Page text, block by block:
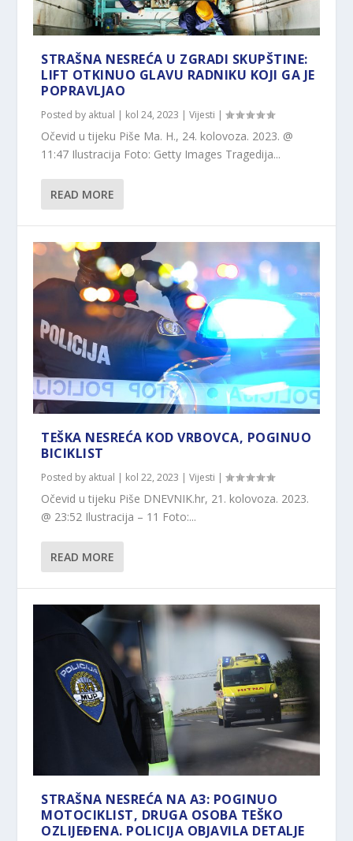
STRAŠNA NESREĆA U ZGRADI SKUPŠTINE:
LIFT OTKINUO GLAVU RADNIKU KOJI GA JE
POPRAVLJAO
Posted by aktual | kol 24, 2023 |Vijesti |
Očevid u tijeku Piše Ma. H., 24. kolovoza. 2023. @
11:47 Ilustracija Foto: Getty Images Tragedija...
READ MORE
TEŠKA NESREĆA KOD VRBOVCA, POGINUO
BICIKLIST
Posted by aktual | kol 22, 2023 |Vijesti |
Očevid u tijeku Piše DNEVNIK.hr, 21. kolovoza. 2023.
@ 23:52 Ilustracija – 11 Foto:...
READ MORE
STRAŠNA NESREĆA NA A3: POGINUO
MOTOCIKLIST, DRUGA OSOBA TEŠKO
OZLIJEĐENA. POLICIJA OBJAVILA DETALJE